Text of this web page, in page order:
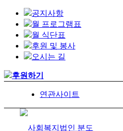
공지사항
월 프로그램표
월 식단표
후원 및 봉사
오시는 길
후원하기
연관사이트